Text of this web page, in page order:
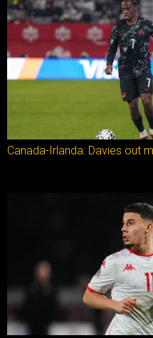
Canada-Irlanda: Davies out